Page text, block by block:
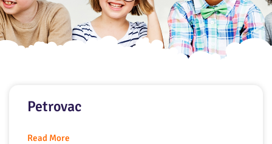
Petrovac
Read More